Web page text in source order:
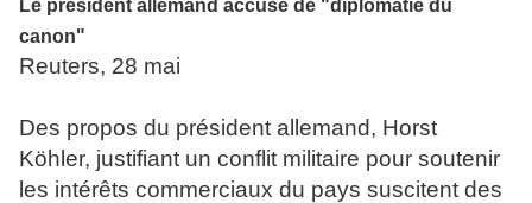
Le président allemand accusé de "diplomatie du
canon"
Reuters, 28 mai
Des propos du président allemand, Horst
Köhler, justifiant un conflit militaire pour soutenir
les intérêts commerciaux du pays suscitent des